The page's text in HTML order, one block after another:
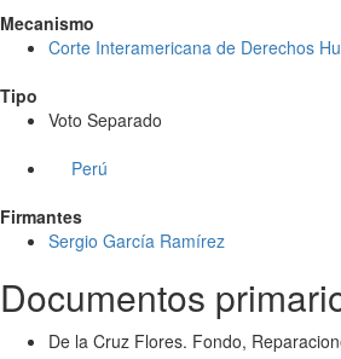
Mecanismo
Corte Interamericana de Derechos
Tipo
Voto Separado
Perú
Firmantes
Sergio García Ramírez
Documentos
De la Cruz Flores. Fondo,